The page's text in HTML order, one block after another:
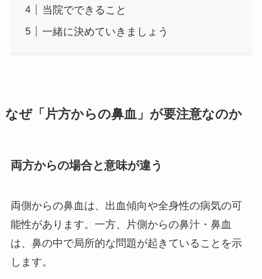
当院でできること
一緒に決めていきましょう
なぜ「片方からの鼻血」が要注意なのか
両方からの場合と意味が違う
両側からの鼻血は、出血傾向や全身性の病気の可
能性があります。一方、片側からの鼻汁・鼻血
は、鼻の中で局所的な問題が起きていることを示
します。